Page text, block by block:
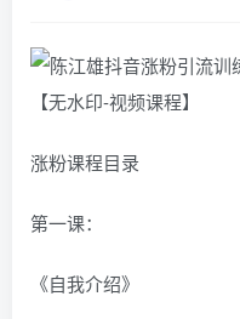
涨粉课程目录
第一课：
《自我介绍》